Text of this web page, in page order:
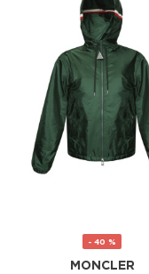
- 40 %
MONCLER